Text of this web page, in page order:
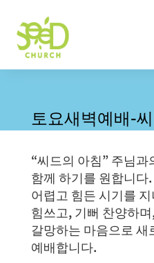
토요새벽예배-
“씨드의 아침” 주님
함께 하기를 원합니다.
어렵고 힘든 시기를
힘쓰고, 기뻐 찬양하
갈망하는 마음으로 새
예배합니다.